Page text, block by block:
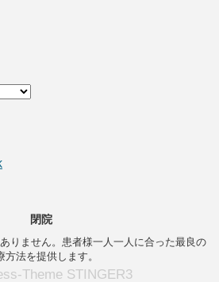
閉院
りません。患者様一人一人に合った最良の
方法を提供します。
Theme STINGER3